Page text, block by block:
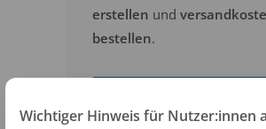
erstellen und
bestellen.
Wichtiger Hinweis für Nutzer:innen